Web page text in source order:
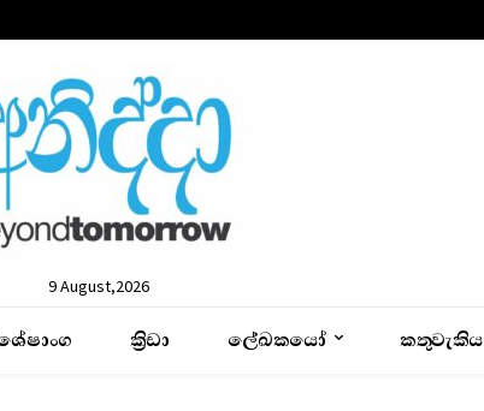
9 August,2026
ක්‍රිඩා ලේඛකයෝ කතුවැකිය